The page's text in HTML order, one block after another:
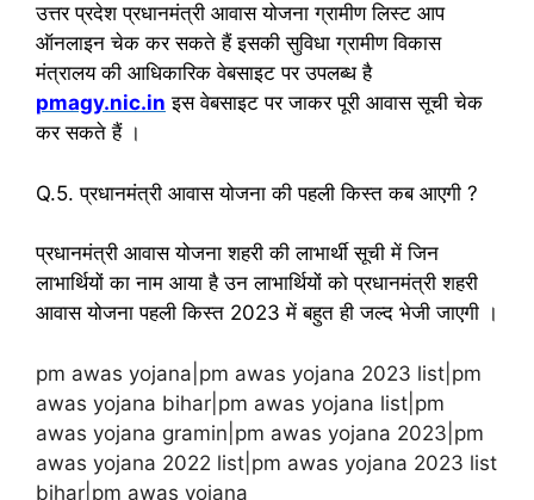
उत्तर प्रदेश प्रधानमंत्री आवास योजना ग्रामीण लिस्ट आप
ऑनलाइन चेक कर सकते हैं इसकी सुविधा ग्रामीण विकास
मंत्रालय की आधिकारिक वेबसाइट पर उपलब्ध है
pmagy.nic.in इस वेबसाइट पर जाकर पूरी आवास सूची चेक
कर सकते हैं ।
Q.5. प्रधानमंत्री आवास योजना की पहली किस्त कब आएगी ?
प्रधानमंत्री आवास योजना शहरी की लाभार्थी सूची में जिन
लाभार्थियों का नाम आया है उन लाभार्थियों को प्रधानमंत्री शहरी
आवास योजना पहली किस्त 2023 में बहुत ही जल्द भेजी जाएगी ।
pm awas yojana|pm awas yojana 2023 list|pm
awas yojana bihar|pm awas yojana list|pm
awas yojana gramin|pm awas yojana 2023|pm
awas yojana 2022 list|pm awas yojana 2023 list
bihar|pm awas yojana